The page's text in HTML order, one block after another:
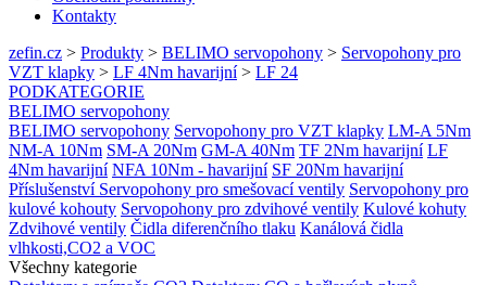
Kontakty
zefin.cz > Produkty > BELIMO servopohony > Servopohony pro
VZT klapky > LF 4Nm havarijní> LF 24
PODKATEGORIE
BELIMO servopohony
BELIMO servopohony Servopohony pro VZT klapky LM-A 5Nm
NM-A 10Nm SM-A 20Nm GM-A 40Nm TF 2Nm havarijní LF
4Nm havarijní NFA 10Nm - havarijní SF 20Nm havarijní
Příslušenství Servopohony pro smešovací ventily Servopohony pro
kulové kohouty Servopohony pro zdvihové ventily Kulové kohuty
Zdvihové ventily Čidla diferenčního tlaku Kanálová čidla
vlhkosti,CO2 a VOC
Všechny kategorie